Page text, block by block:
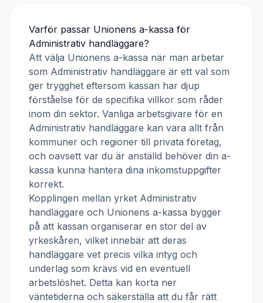
Varför passar Unionens a-kassa för
Administrativ handläggare?
Att välja Unionens a-kassa när man arbetar
som Administrativ handläggare är ett val som
ger trygghet eftersom kassan har djup
förståelse för de specifika villkor som råder
inom din sektor. Vanliga arbetsgivare för en
Administrativ handläggare kan vara allt från
kommuner och regioner till privata företag,
och oavsett var du är anställd behöver din a-
kassa kunna hantera dina inkomstuppgifter
korrekt.
Kopplingen mellan yrket Administrativ
handläggare och Unionens a-kassa bygger
på att kassan organiserar en stor del av
yrkeskåren, vilket innebär att deras
handläggare vet precis vilka intyg och
underlag som krävs vid en eventuell
arbetslöshet. Detta kan korta ner
väntetiderna och säkerställa att du får rätt